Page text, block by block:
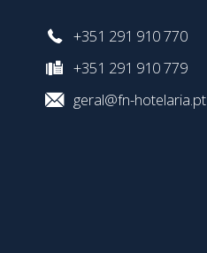
+351 291 910 770
+351 291 910 779
geral@fn-hotelaria.pt